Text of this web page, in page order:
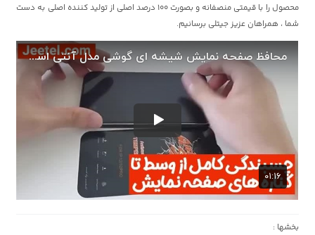
محصول را با قیمتی منصفانه و بصورت 100 درصد اصلی از تولید کننده اصلی به دست
شما ، همراهان عزیز جیتلی برسانیم.
بخشها :